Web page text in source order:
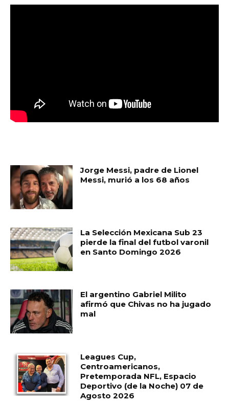
Jorge Messi, padre de Lionel
Messi, murió a los 68 años
La Selección Mexicana Sub 23
pierde la final del futbol varonil
en Santo Domingo 2026
El argentino Gabriel Milito
afirmó que Chivas no ha jugado
mal
Leagues Cup,
Centroamericanos,
Pretemporada NFL, Espacio
Deportivo (de la Noche) 07 de
Agosto 2026